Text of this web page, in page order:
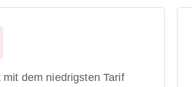
mit dem niedrigsten Tarif